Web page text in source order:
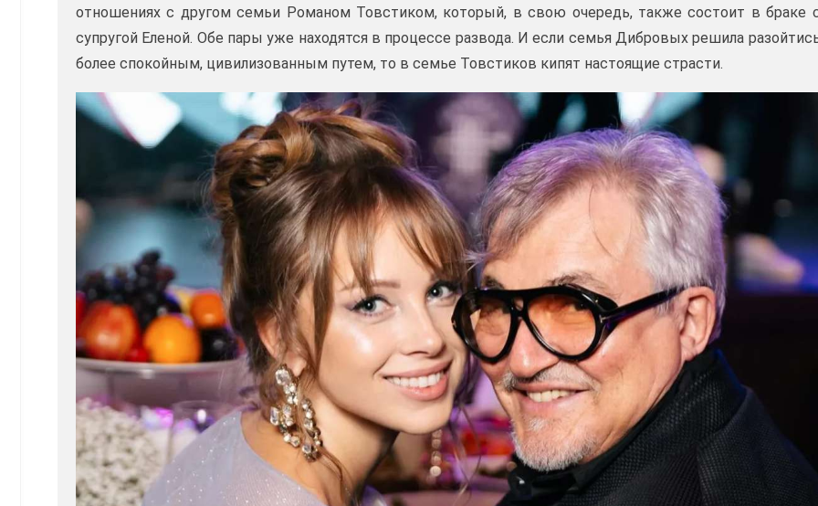
отношениях с другом семьи Романом Товстиком, который, в свою очередь, также состоит в браке
супругой Еленой. Обе пары уже находятся в процессе развода. И если семья Дибровых решила
более спокойным, цивилизованным путем, то в семье Товстиков кипят настоящие страсти.